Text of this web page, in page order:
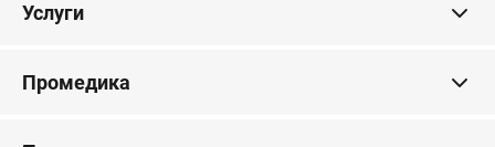
Услуги
Промедика